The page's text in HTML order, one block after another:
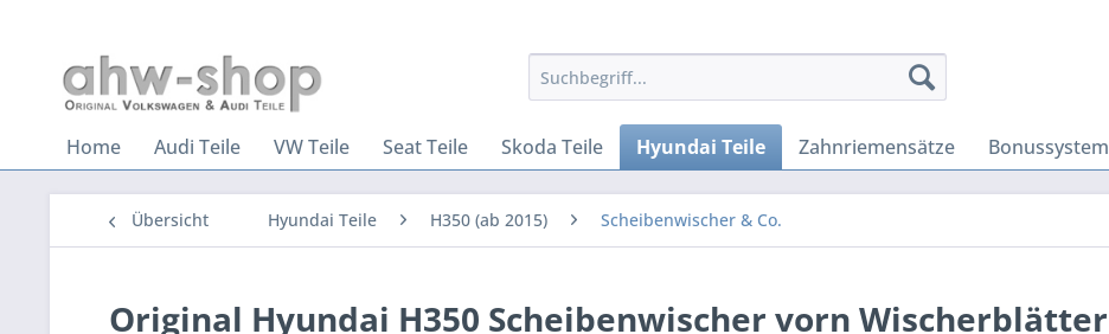
Home Audi Teile VW Teile Seat Teile Skoda Teile Hyundai Teile Zahnriemensätze Bonussystem
Übersicht Hyundai Teile H350 (ab 2015) Scheibenwischer & Co.
Original Hyundai H350 Scheibenwischer vorn Wischerblätter